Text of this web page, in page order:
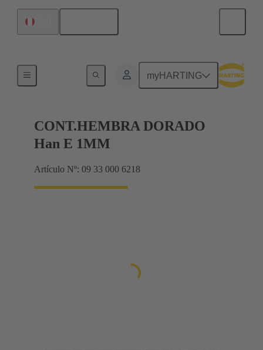
myHARTING
CONT.HEMBRA DORADO
Han E 1MM
Artículo Nº: 09 33 000 6218